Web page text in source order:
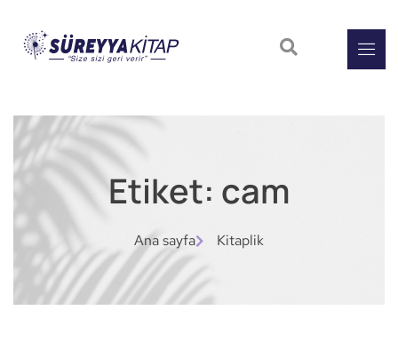
Etiket: cam
Ana sayfa Kitaplik